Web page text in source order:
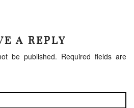
A REPLY
be published. Required fields are